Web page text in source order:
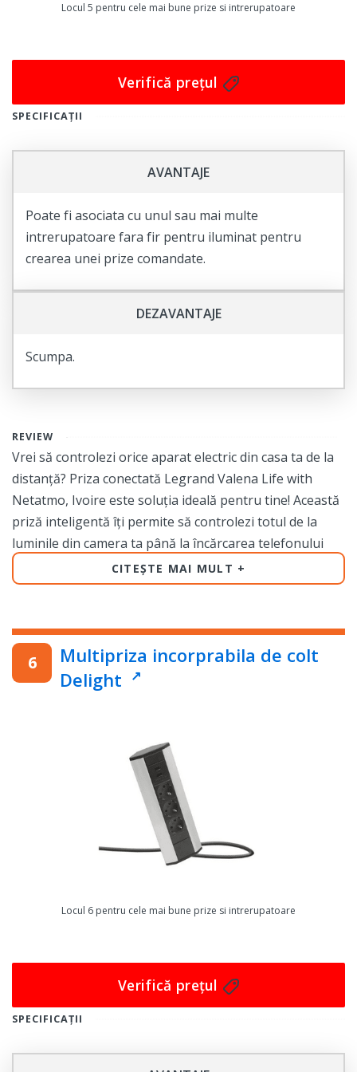
Nu pierdeți ocazia de a economisi bani și de a face un
veți primi o soluție excelentă pentru controlul și
monitorizarea consumului de energie electrică în casa
sau biroul dumneavoastră.
SPECIFICAȚII
Locul 5 pentru cele mai bune prize si intrerupatoare
Verifică prețul
AVANTAJE
Poate fi asociata cu unul sau mai multe
intrerupatoare fara fir pentru iluminat pentru
crearea unei prize comandate.
DEZAVANTAJE
Scumpa.
REVIEW
Vrei să controlezi orice aparat electric din casa ta de la
distanță? Priza conectată Legrand Valena Life with
Netatmo, Ivoire este soluția ideală pentru tine! Această
priză inteligentă îți permite să controlezi totul de la
luminile din camera ta până la încărcarea telefonului
tău mobil, totul prin intermediul smartphone-ului tău.
dispozitivelor care nu sunt utilizate, pentru a reduce
factura ta de electricitate și pentru a economisi bani.
Priza conectată este ușor de instalat și de utilizat, ceea
Priza conectată Legrand Valena Life with Netatmo,
Ivoire are un design elegant și modern care se va
potrivi perfect cu orice decor. Culoarea Ivoire este
perfecta pentru cei care doresc să adauge un element
de eleganță în casa lor. Această priză conectată este
perfectă pentru cei care își doresc să își controleze
Nu mai sta în urmă, începe să controlezi casa ta de la
eficiența energetică, economisește bani și adaugă un
element de eleganță în casa ta!
CITEȘTE MAI MULT
Multipriza incorprabila de colt
Delight
SPECIFICAȚII
Locul 6 pentru cele mai bune prize si intrerupatoare
Verifică prețul